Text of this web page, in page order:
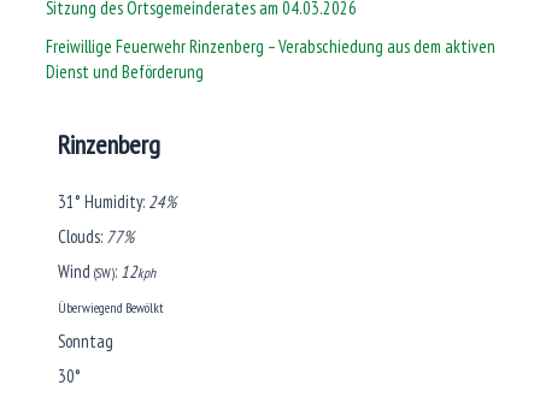
Sitzung des Ortsgemeinderates am 04.03.2026
Freiwillige Feuerwehr Rinzenberg – Verabschiedung aus dem aktiven
Dienst und Beförderung
Rinzenberg
31° Humidity: 24%
Clouds: 77%
Wind(SW): 12kph
Überwiegend Bewölkt
Sonntag
30°